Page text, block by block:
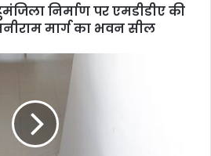
निर्माण पर एमडीडीए की
मार्ग का भवन सील